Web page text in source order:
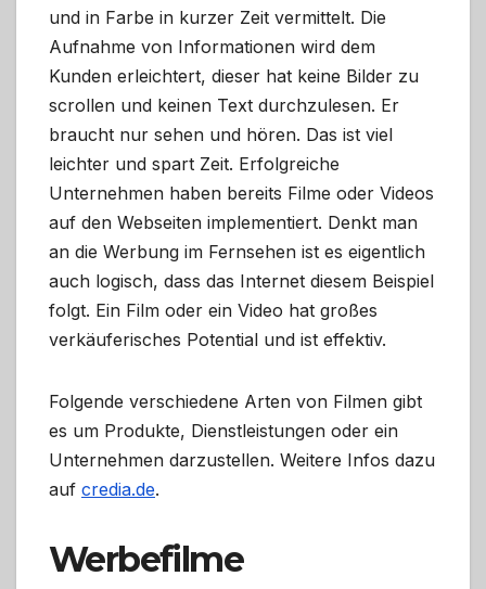
und in Farbe in kurzer Zeit vermittelt. Die
Aufnahme von Informationen wird dem
Kunden erleichtert, dieser hat keine Bilder zu
scrollen und keinen Text durchzulesen. Er
braucht nur sehen und hören. Das ist viel
leichter und spart Zeit. Erfolgreiche
Unternehmen haben bereits Filme oder Videos
auf den Webseiten implementiert. Denkt man
an die Werbung im Fernsehen ist es eigentlich
auch logisch, dass das Internet diesem Beispiel
folgt. Ein Film oder ein Video hat großes
verkäuferisches Potential und ist effektiv.
Folgende verschiedene Arten von Filmen gibt
es um Produkte, Dienstleistungen oder ein
Unternehmen darzustellen. Weitere Infos dazu
auf credia.de.
Werbefilme